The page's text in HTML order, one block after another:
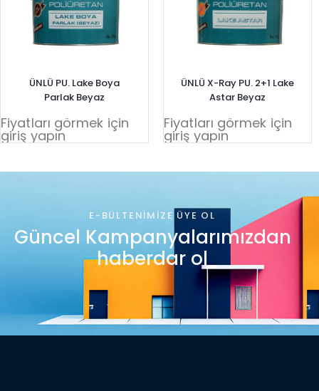
ÜNLÜ PU. Lake Boya
Parlak Beyaz
Fiyatları görmek için
giriş yapın
ÜNLÜ X-Ray PU. 2+1 Lake
Astar Beyaz
Fiyatları görmek için
giriş yapın
E-BÜLTENIMIZE ÜYE OL
Güncel Kampanyalarımızdan
haberdar ol